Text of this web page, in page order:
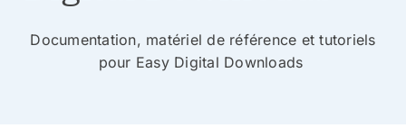
Documentation, matériel de référence et tutoriels
pour Easy Digital Downloads